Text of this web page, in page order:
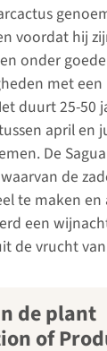
voordat hij
onder goede
met een
duurt 25-50
april en
De
de
te maken
een
de vrucht
de plant